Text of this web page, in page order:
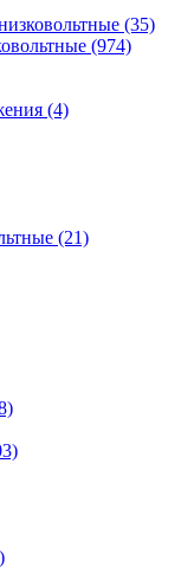
(35)
(974)
(4)
(21)